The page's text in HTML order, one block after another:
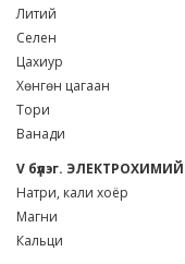
Литий
Селен
Цахиур
Хөнгөн цагаан
Тори
Ванади
V бүлэг.
Натри, кали хоёр
Магни
Кальци